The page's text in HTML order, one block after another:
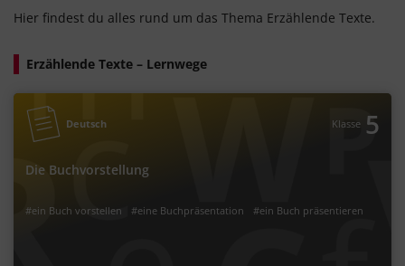
Hier findest du alles rund um das Thema Erzählende Texte.
Erzählende Texte – Lernwege
Deutsch Klasse 5
Die Buchvorstellung
#ein Buch vorstellen #eine Buchpräsentation #ein Buch präsentieren